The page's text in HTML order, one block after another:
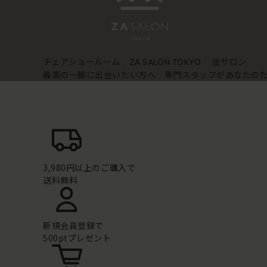
チェアショールーム ZA SALON TOKYO
坐サロン
最高の一脚に出会いたい方へ 専門スタッフがあなたの
3,980円以上のご購入で
送料無料
新規会員登録で
500ptプレゼント